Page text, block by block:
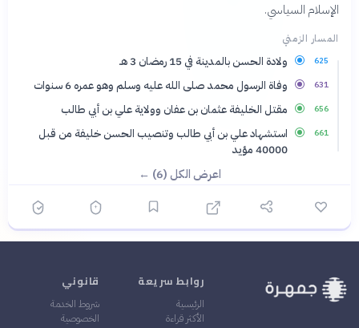
الإسلام السياسي.
المسار الزمني
625 ولادة الحسن بالمدينة في 15 رمضان 3 هـ
631 وفاة الرسول محمد صلى الله عليه وسلم وهو عمره 6 سنوات
656 مقتل الخليفة عثمان بن عفان وولاية علي بن أبي طالب
661
استشهاد علي بن أبي طالب وتنصيب الحسن خليفة من قبل
40000 مؤيد
اعرض الكل (6) ←
روابط سريعة
الرئيسية
الأكثر قراءة
قانوني
شروط الخدمة
الخصوصية